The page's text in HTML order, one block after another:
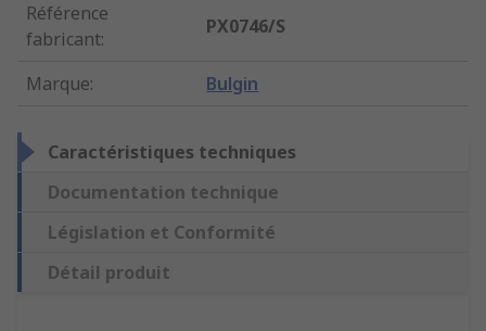
Référence
fabricant:
PX0746/S
Marque: Bulgin
Caractéristiques techniques
Documentation technique
Législation et Conformité
Détail produit